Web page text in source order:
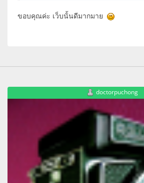
ขอบคุณค่ะ เว็บนั้นดีมากมาย
doctorpuchong